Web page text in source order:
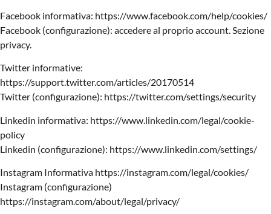
Facebook informativa: https://www.facebook.com/help/cookies/
Facebook (configurazione): accedere al proprio account. Sezione
privacy.
Twitter informative:
https://support.twitter.com/articles/20170514
Twitter (configurazione): https://twitter.com/settings/security
Linkedin informativa: https://www.linkedin.com/legal/cookie-
policy
Linkedin (configurazione): https://www.linkedin.com/settings/
Instagram Informativa https://instagram.com/legal/cookies/
Instagram (configurazione)
https://instagram.com/about/legal/privacy/